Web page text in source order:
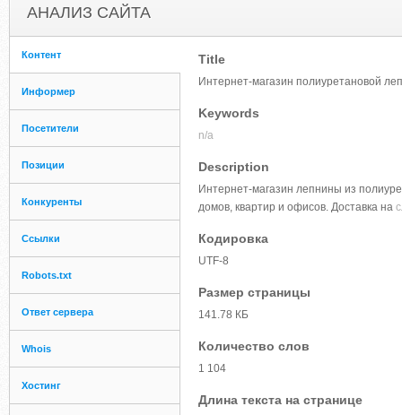
АНАЛИЗ САЙТА
Контент
Информер
Посетители
Позиции
Конкуренты
Ссылки
Robots.txt
Ответ сервера
Whois
Хостинг
Title
Интернет-магазин полиуретановой
Keywords
n/a
Description
Интернет-магазин лепнины из
домов, квартир и офисов. Доставка на
Кодировка
UTF-8
Размер страницы
141.78 КБ
Количество слов
1 104
Длина текста на странице